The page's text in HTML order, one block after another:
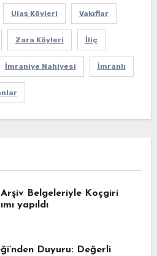
Ulaş Köyleri Vakıflar
Zara Köyleri İliç
İmraniye Nahiyesi İmranlı
Arşiv Belgeleriyle Koçgiri
yapıldı
Duyuru: Değerli